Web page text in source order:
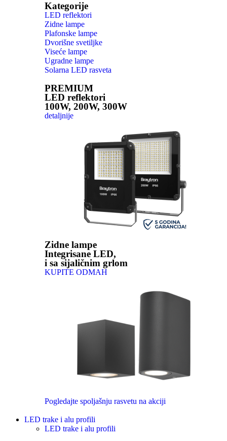
Kategorije
LED reflektori
Zidne lampe
Plafonske lampe
Dvorišne svetiljke
Viseće lampe
Ugradne lampe
Solarna LED rasveta
PREMIUM
LED reflektori
100W, 200W, 300W
detaljnije
Zidne lampe
Integrisane LED,
i sa sijaličnim grlom
KUPITE ODMAH
Pogledajte spoljašnju rasvetu na akciji
LED trake i alu profili
LED trake i alu profili